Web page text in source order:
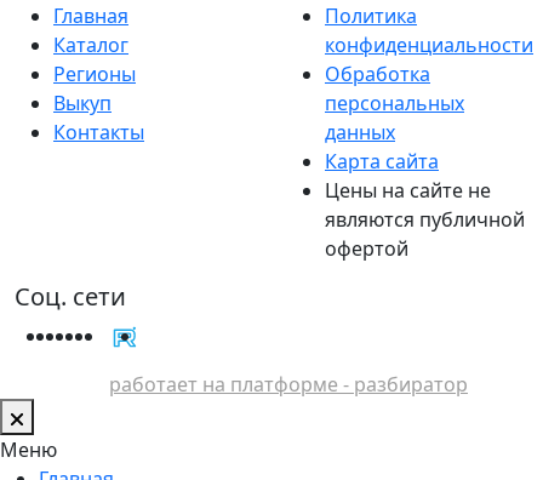
Главная
Каталог
Регионы
Выкуп
Контакты
Политика
конфиденциальности
Обработка
персональных
данных
Карта сайта
Цены на сайте не
являются публичной
офертой
Соц. сети
работает на платформе - разбиратор
Меню